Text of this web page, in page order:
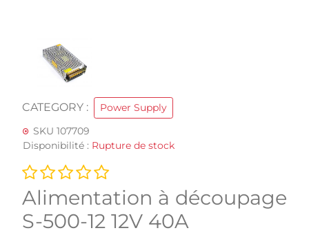
CATEGORY :
Power Supply
SKU 107709
Disponibilité : Rupture de stock
Alimentation à découpage
S-500-12 12V 40A